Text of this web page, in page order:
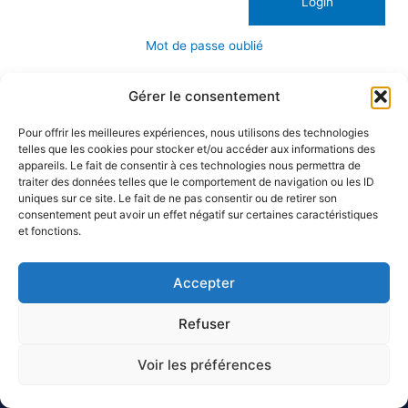
Gérer le consentement
Pour offrir les meilleures expériences, nous utilisons des technologies
telles que les cookies pour stocker et/ou accéder aux informations des
appareils. Le fait de consentir à ces technologies nous permettra de
traiter des données telles que le comportement de navigation ou les ID
uniques sur ce site. Le fait de ne pas consentir ou de retirer son
consentement peut avoir un effet négatif sur certaines caractéristiques
et fonctions.
Accepter
Refuser
Voir les préférences
Mot de passe oublié